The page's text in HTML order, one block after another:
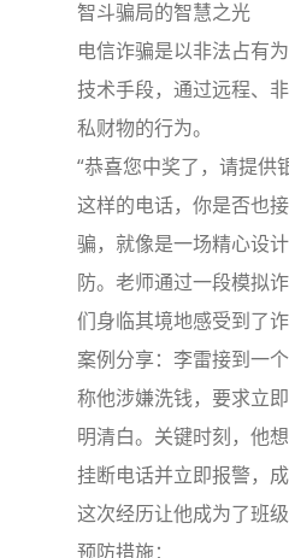
智斗骗局的智慧之光
电信诈骗是以非法占有
技术手段，通过远程、
私财物的行为。
“恭喜您中奖了，请提供
这样的电话，你是否也
骗，就像是一场精心设
防。老师通过一段模拟
们身临其境地感受到了诈
案例分享：李雷接到一个
称他涉嫌洗钱，要求立
明清白。关键时刻，他
挂断电话并立即报警，
这次经历让他成为了班级
预防措施：